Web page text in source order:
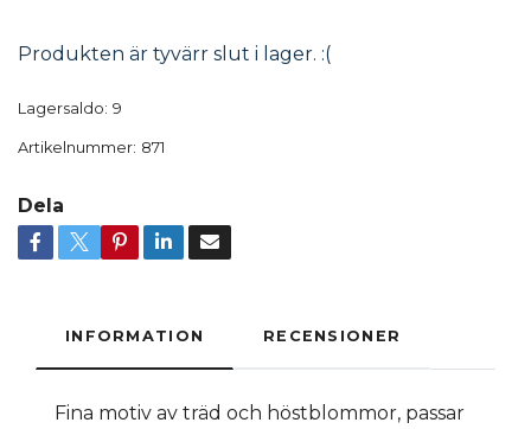
Produkten är tyvärr slut i lager. :(
Lagersaldo: 9
Artikelnummer: 871
Dela
INFORMATION RECENSIONER
Fina motiv av träd och höstblommor, passar